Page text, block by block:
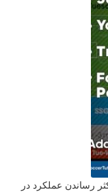
رساندن عملکرد در